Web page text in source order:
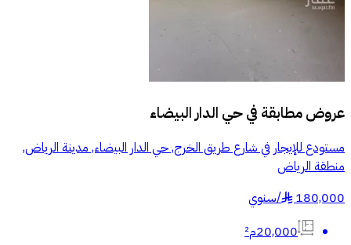
عروض مطابقة فيحي الدار البيضاء
مستودع للإيجار في شارع طريق الخرج, حي الدار البيضاء, مدينة الرياض,
منطقة الرياض
180,000
§
/سنوي
20,000م²